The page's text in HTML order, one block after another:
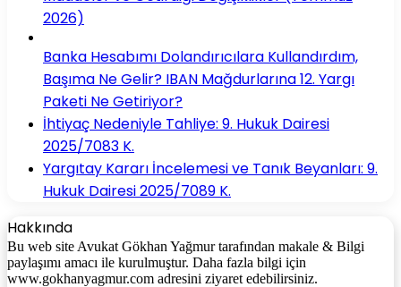
2026)
Banka Hesabımı Dolandırıcılara Kullandırdım,
Başıma Ne Gelir? IBAN Mağdurlarına 12. Yargı
Paketi Ne Getiriyor?
İhtiyaç Nedeniyle Tahliye: 9. Hukuk Dairesi
2025/7083 K.
Yargıtay Kararı İncelemesi ve Tanık Beyanları: 9.
Hukuk Dairesi 2025/7089 K.
Hakkında
Bu web site Avukat Gökhan Yağmur tarafından makale & Bilgi
paylaşımı amacı ile kurulmuştur. Daha fazla bilgi için
www.gokhanyagmur.com adresini ziyaret edebilirsiniz.